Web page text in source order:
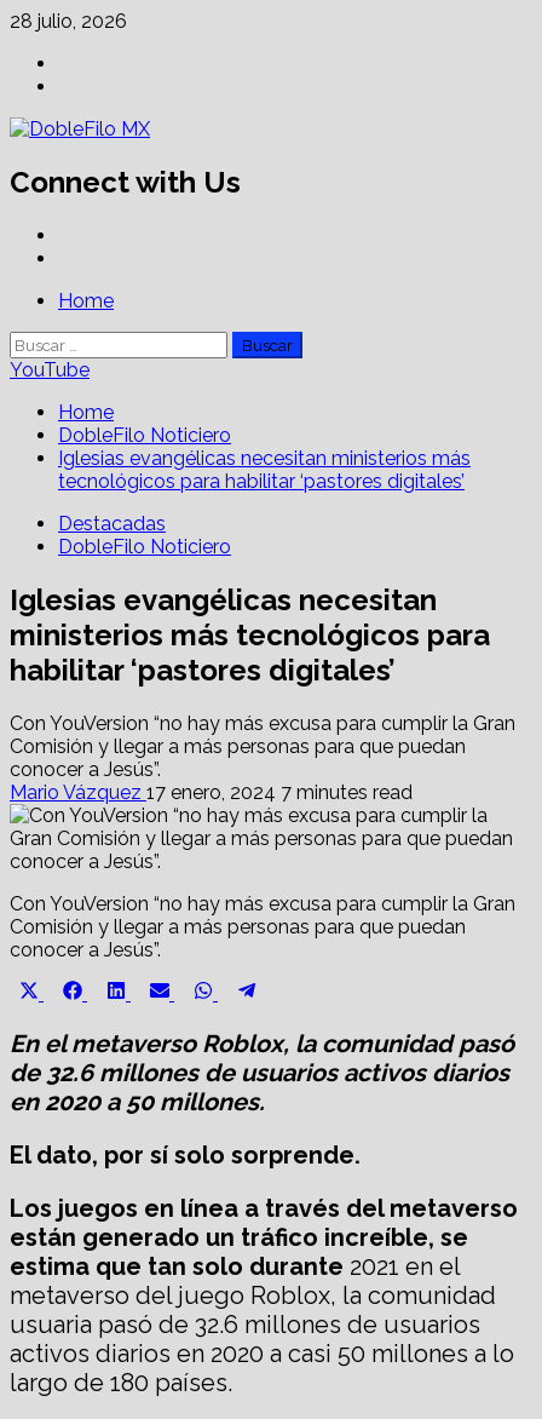
Skip
content
28 julio, 2026
Connect with Us
PrimaryHome
Buscar:
YouTube
Home
DobleFilo Noticiero
Iglesias evangélicas necesitan ministerios más
tecnológicos para habilitar ‘pastores digitales’
Destacadas
DobleFilo Noticiero
Iglesias evangélicas necesitan
ministerios más tecnológicos para
habilitar ‘pastores digitales’
Con YouVersion “no hay más excusa para cumplir la Gran
Comisión y llegar a más personas para que puedan
conocer a Jesús”.
Mario Vázquez 17 enero, 2024 7 minutes read
Con YouVersion “no hay más excusa para cumplir la Gran
Comisión y llegar a más personas para que puedan
conocer a Jesús”.
Share
Share
Facebook
Share
LinkedIn
Share
Email
Share
WhatsApp
En el metaverso Roblox, la comunidad pasó
de 32.6 millones de usuarios activos diarios
en 2020 a 50 millones.
El dato, por sí solo sorprende.
Los juegos en línea a través del metaverso
están generado un tráfico increíble, se
estima que tan solo durante 2021 en el
metaverso del juego Roblox, la comunidad
usuaria pasó de 32.6 millones de usuarios
activos diarios en 2020 a casi 50 millones a lo
largo de 180 países.